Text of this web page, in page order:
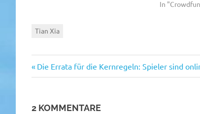
In
Tian Xia
Beitragsnavigation
Vorheriger
Beitrag:
Die Errata für die Kernregeln: Spieler sind
2 KOMMENTARE